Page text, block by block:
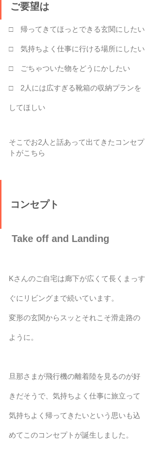
ご要望は
□　帰ってきてほっとできる玄関にしたい
□　気持ちよく仕事に行ける場所にしたい
□　ごちゃついた物をどうにかしたい
□　2人には広すぎる靴箱の収納プランを
してほしい
そこでお2人と話あって出てきたコンセプ
トがこちら
コンセプト
Take off and Landing
Kさんのご自宅は廊下が広くて長くまっす
ぐにリビングまで続いています。
変形の玄関からスッとそれこそ滑走路の
ように。
旦那さまが飛行機の離着陸を見るのが好
きだそうで、気持ちよく仕事に旅立って
気持ちよく帰ってきたいという思いも込
めてこのコンセプトが誕生しました。